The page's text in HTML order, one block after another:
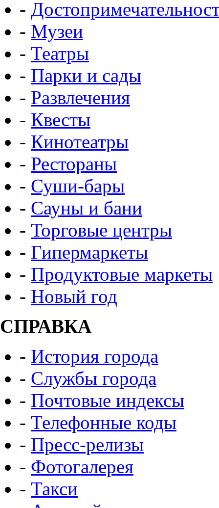
-
- Музеи
- Театры
- Парки и сады
- Развлечения
- Квесты
- Кинотеатры
- Рестораны
- Суши-бары
- Сауны и бани
- Торговые центры
- Гипермаркеты
- Продуктовые маркеты
- Новый год
СПРАВКА
- История города
- Службы города
- Почтовые индексы
- Телефонные коды
- Пресс-релизы
- Фотогалерея
- Такси